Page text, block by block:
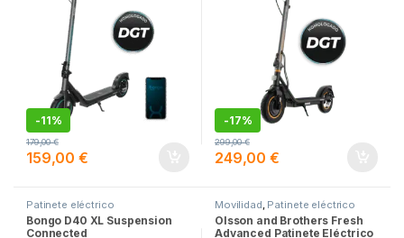
-11%
159,00€
179,00€
-17%
249,00€
299,00€
Patinete eléctrico
Bongo D40 XL Suspension
Connected
Movilidad Patinete eléctrico
Olsson and Brothers Fresh
Advanced Patinete Eléctrico